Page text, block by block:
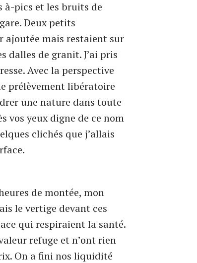
à-pics et les bruits de
Deux petits
ajoutée mais restaient sur
dalles de granit. J’ai pris
Avec la perspective
prélèvement libératoire
une nature dans toute
vos yeux digne de ce nom
clichés que j’allais
de montée, mon
le vertige devant ces
qui respiraient la santé.
refuge et n’ont rien
On a fini nos liquidité